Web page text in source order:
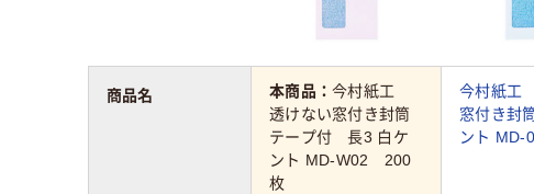
本商品：今村紙工
透けない窓付き封筒
テープ付 長3 白ケ
ント MD-W02 200
枚
今村紙工
窓付き封
ント
商品名